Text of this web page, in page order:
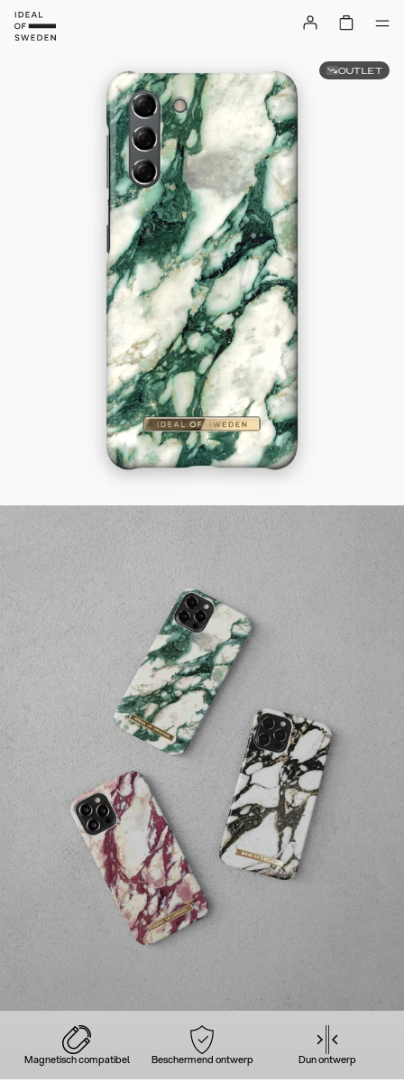
Magnetisch compatibel Beschermend ontwerp Dun ontwerp
OUTLET